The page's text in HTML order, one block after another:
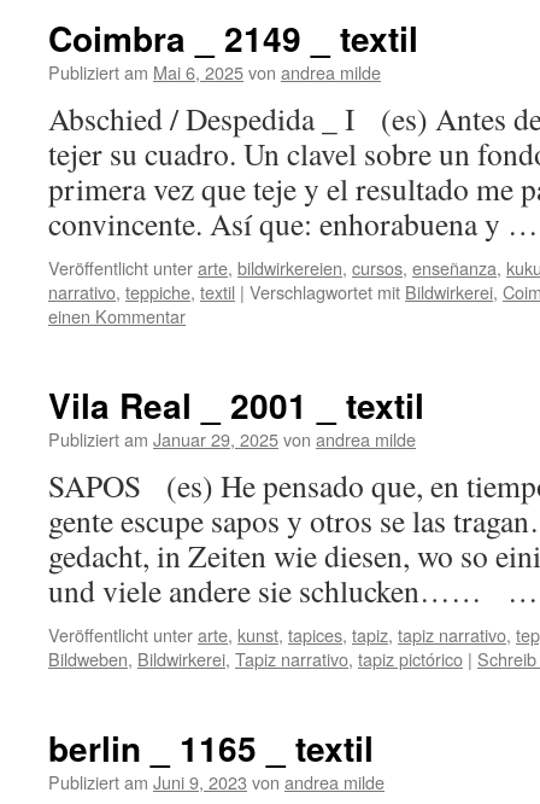
Coimbra _ 2149 _ textil
Publiziert am Mai 6, 2025von andrea milde
Abschied / Despedida _ I (es) Antes
tejer su cuadro. Un clavel sobre un
primera vez que teje y el resultado me
convincente. Así que: enhorabuena y
Veröffentlicht unterarte, bildwirkereien, cursos, enseñanza,
narrativo, teppiche, textil | Verschlagwortet mit Bildwirkerei,
einen Kommentar
Vila Real _ 2001 _ textil
Publiziert am Januar 29, 2025von andrea milde
SAPOS (es) He pensado que, en
gente escupe sapos y otros se las
gedacht, in Zeiten wie diesen, wo so
und viele andere sie schlucken……
Veröffentlicht unterarte, kunst, tapices, tapiz, tapiz narrativo,
Bildweben, Bildwirkerei, Tapiz narrativo, tapiz pictórico |
berlin _ 1165 _ textil
Publiziert am Juni 9, 2023 von andrea milde